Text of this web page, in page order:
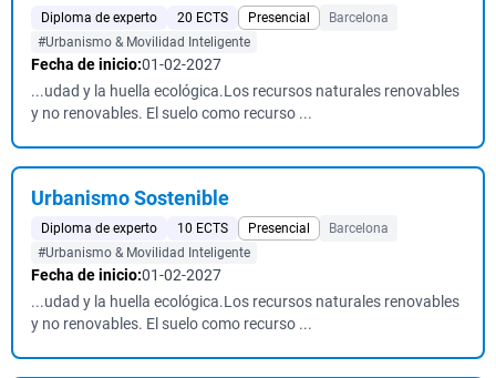
Diploma de experto 20 ECTS Presencial
Barcelona
#Urbanismo & Movilidad Inteligente
Fecha de inicio:01-02-2027
...udad y la huella ecológica.Los recursos naturales renovables
y no renovables. El suelo como recurso ...
Urbanismo Sostenible
Diploma de experto 10 ECTS Presencial
Barcelona
#Urbanismo & Movilidad Inteligente
Fecha de inicio:01-02-2027
...udad y la huella ecológica.Los recursos naturales renovables
y no renovables. El suelo como recurso ...